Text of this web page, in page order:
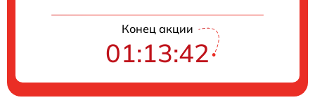
Конец акции
01:13:41